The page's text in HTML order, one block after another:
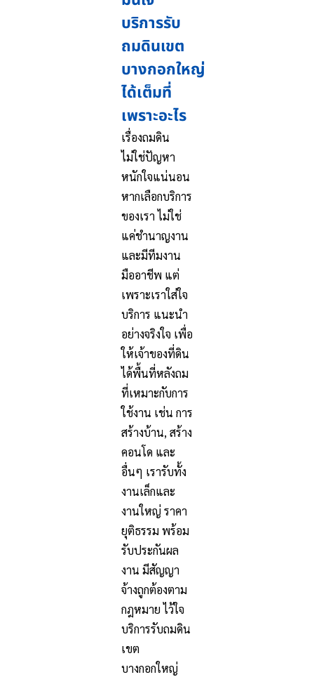
บริการรับ
ถมดินเขต
บางกอกใหญ่
ได้เต็มที่
เพราะอะไร
เรื่องถมดิน
ไม่ใช่ปัญหา
หนักใจแน่นอน
หากเลือกบริการ
ของเรา ไม่ใช่
แค่ชำนาญงาน
และมีทีมงาน
มืออาชีพ แต่
เพราะเราใส่ใจ
บริการ แนะนำ
อย่างจริงใจ เพื่อ
ให้เจ้าของที่ดิน
ได้พื้นที่หลังถม
ที่เหมาะกับการ
ใช้งาน เช่น การ
สร้างบ้าน, สร้าง
คอนโด และ
อื่นๆ เรารับทั้ง
งานเล็กและ
งานใหญ่ ราคา
ยุติธรรม พร้อม
รับประกันผล
งาน มีสัญญา
จ้างถูกต้องตาม
กฎหมาย ไว้ใจ
บริการรับถมดิน
เขต
บางกอกใหญ่